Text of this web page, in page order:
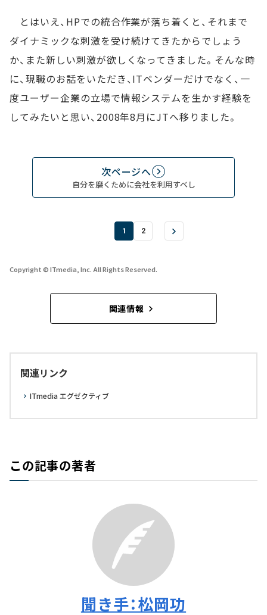
とはいえ、HPでの統合作業が落ち着くと、それまで
ダイナミックな刺激を受け続けてきたからでしょう
か、また新しい刺激が欲しくなってきました。そんな時
に、現職のお話をいただき、ITベンダーだけでなく、一
度ユーザー企業の立場で情報システムを生かす経験を
してみたいと思い、2008年8月にJTへ移りました。
次ページへ
自分を磨くために会社を利用すべし
1 2
Copyright © ITmedia, Inc. All Rights Reserved.
関連情報
関連リンク
ITmedia エグゼクティブ
この記事の著者
聞き手：松岡功